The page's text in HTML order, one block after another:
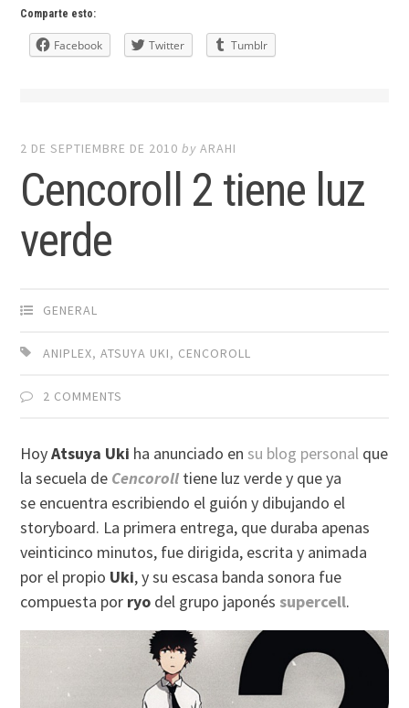
Comparte esto:
Facebook Twitter Tumblr
2 DE SEPTIEMBRE DE 2010 byARAHI
Cencoroll 2 tiene luz
verde
GENERAL
ANIPLEX,ATSUYA UKI, CENCOROLL
2 COMMENTS
HoyAtsuya Uki ha anunciado en su blog personal que
la secuela de Cencoroll tiene luz verde y que ya
se encuentra escribiendo el guión y dibujando el
storyboard. La primera entrega, que duraba apenas
veinticinco minutos, fue dirigida, escrita y animada
por el propio Uki, y su escasa banda sonora fue
compuesta por ryo del grupo japonés supercell.